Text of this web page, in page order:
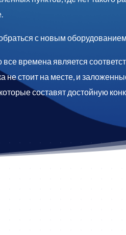
с новым
все времена является
не стоит на месте, и
составят достойную